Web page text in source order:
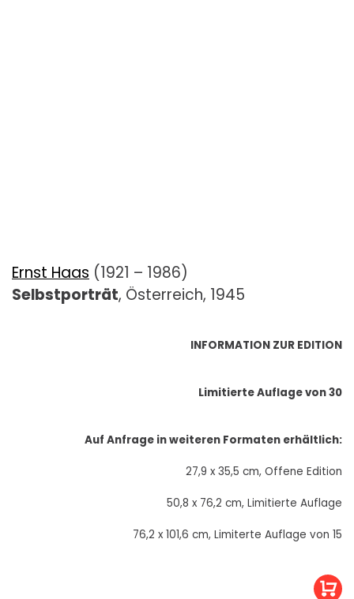
Ernst Haas (1921 – 1986)
Selbstporträt, Österreich, 1945
INFORMATION ZUR EDITION
Limitierte Auflage von 30
Auf Anfrage in weiteren Formaten erhältlich:
27,9 x 35,5 cm, Offene Edition
50,8 x 76,2 cm, Limitierte Auflage
76,2 x 101,6 cm, Limiterte Auflage von 15